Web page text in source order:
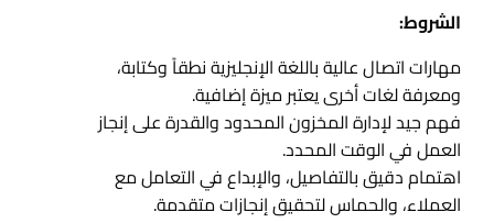
الشروط:
مهارات اتصال عالية باللغة الإنجليزية نطقاً وكتابة،
ومعرفة لغات أخرى يعتبر ميزة إضافية.
فهم جيد لإدارة المخزون المحدود والقدرة على إنجاز
العمل في الوقت المحدد.
اهتمام دقيق بالتفاصيل، والإبداع في التعامل مع
العملاء، والحماس لتحقيق إنجازات متقدمة.